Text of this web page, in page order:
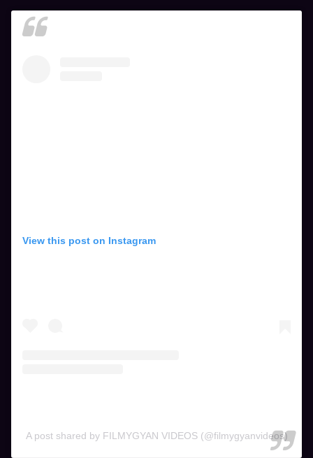
View this post on Instagram
A post shared by FILMYGYAN VIDEOS (@filmygyanvideos)